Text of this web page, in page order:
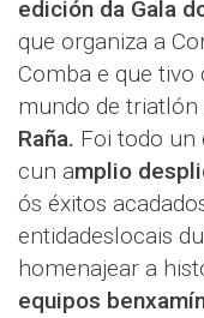
edición da Gala
que organiza a
Comba e que
mundo de
Raña. Foi todo un
cun amplio
ós éxitos
entidadeslocais
homenajear a
equipos